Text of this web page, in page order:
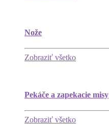
Nože
Zobraziť všetko
Pekáče a zapekacie misy
Zobraziť všetko